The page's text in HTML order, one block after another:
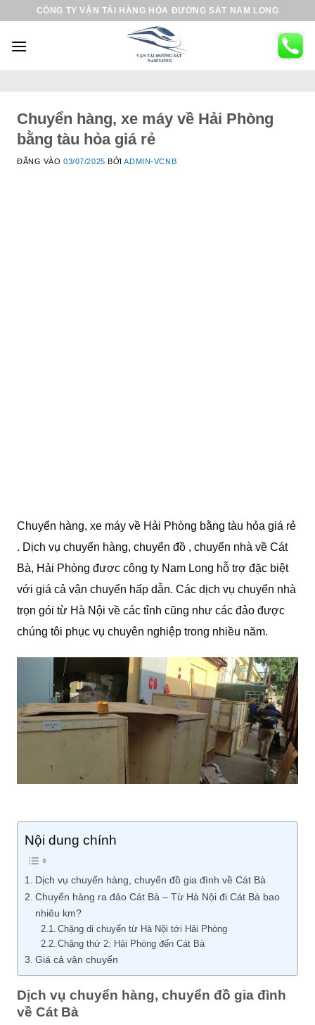
CÔNG TY VẬN TẢI HÀNG HÓA ĐƯỜNG SẮT NAM LONG
Chuyển hàng, xe máy về Hải Phòng
bằng tàu hỏa giá rẻ
ĐĂNG VÀO03/07/2025 BỞIADMIN-VCNB
Chuyển hàng, xe máy về Hải Phòng bằng tàu hỏa giá rẻ
. Dịch vụ chuyển hàng, chuyển đồ , chuyển nhà về Cát
Bà, Hải Phòng được công ty Nam Long hỗ trợ đặc biệt
với giá cả vận chuyển hấp dẫn. Các dịch vụ chuyển nhà
trọn gói từ Hà Nội về các tỉnh cũng như các đảo được
chúng tôi phục vụ chuyên nghiệp trong nhiều năm.
Nội dung chính
Dịch vụ chuyển hàng, chuyển đồ gia đình về Cát Bà
Chuyển hàng ra đảo Cát Bà – Từ Hà Nội đi Cát Bà bao
nhiêu km?
Chặng di chuyển từ Hà Nội tới Hải Phòng
Chặng thứ 2: Hải Phòng đến Cát Bà
Giá cả vận chuyển
Dịch vụ chuyển hàng, chuyển đồ gia đình
về Cát Bà